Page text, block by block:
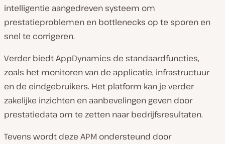
intelligentie aangedreven systeem om
prestatieproblemen en bottlenecks op te sporen en
snel te corrigeren.
Verder biedt AppDynamics de standaardfuncties,
zoals het monitoren van de applicatie, infrastructuur
en de eindgebruikers. Het platform kan je verder
zakelijke inzichten en aanbevelingen geven door
prestatiedata om te zetten naar bedrijfsresultaten.
Tevens wordt deze APM ondersteund door